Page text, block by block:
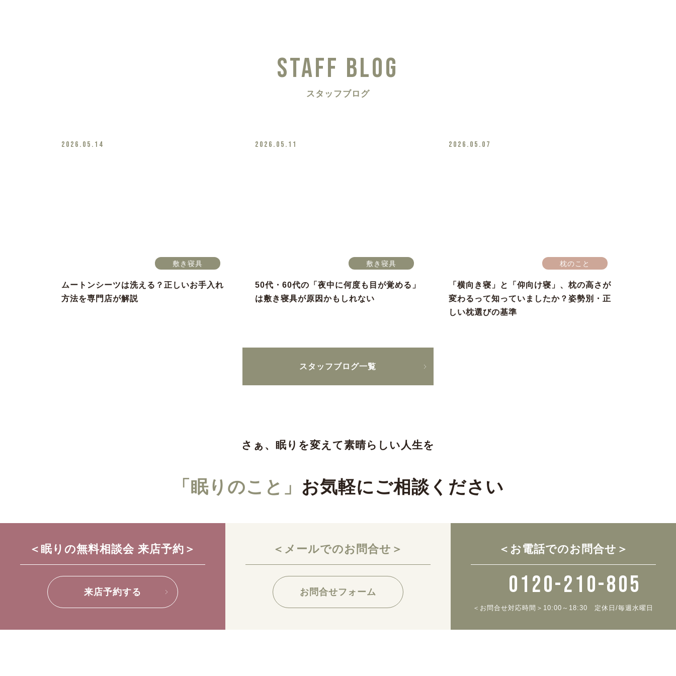
STAFF BLOG
スタッフブログ
2026.05.14
敷き寝具
ムートンシーツは洗える？正しいお手入れ
方法を専門店が解説
2026.05.11
敷き寝具
50代・60代の「夜中に何度も目が覚める」
は敷き寝具が原因かもしれない
2026.05.07
枕のこと
「横向き寝」と「仰向け寝」、枕の高さが
変わるって知っていましたか？姿勢別・正
しい枕選びの基準
スタッフブログ一覧
さぁ、眠りを変えて素晴らしい人生を
「眠りのこと」 お気軽にご相談ください
＜眠りの無料相談会 来店予約＞
来店予約する
＜メールでのお問合せ＞
お問合せフォーム
＜お電話でのお問合せ＞
0120-210-805
＜お問合せ対応時間＞10:00～18:30 定休日/毎週水曜日